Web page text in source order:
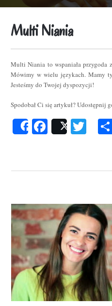
Multi Niania
Multi Niania to wspaniała przygoda
Mówimy w wielu językach. Mamy
Jesteśmy do Twojej dyspozycji!
Spodobał Ci się artykuł? Udostępnij
ShareFacebook
Post